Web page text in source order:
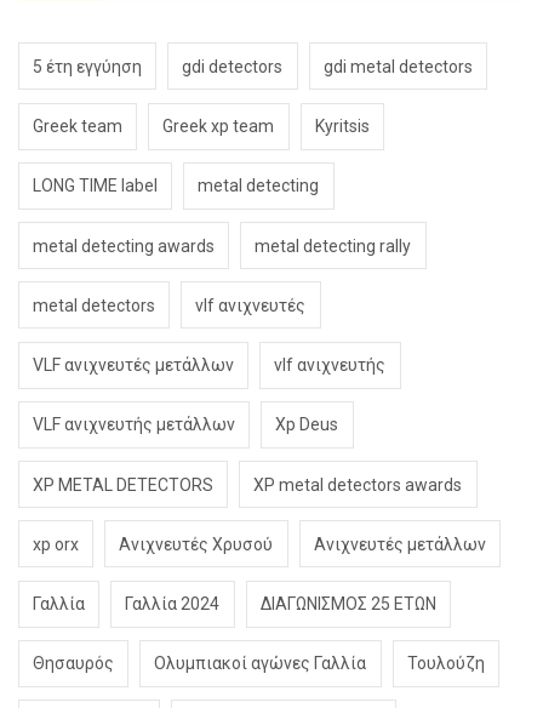
5 έτη εγγύηση gdi detectors gdi metal detectors
Greek team Greek xp team Kyritsis
LONG TIME label metal detecting
metal detecting awards metal detecting rally
metal detectors vlf ανιχνευτές
VLF ανιχνευτές μετάλλων vlf ανιχνευτής
VLF ανιχνευτής μετάλλων Xp Deus
XP METAL DETECTORS XP metal detectors awards
xp orx Ανιχνευτές Χρυσού Ανιχνευτές μετάλλων
Γαλλία Γαλλία 2024 ΔΙΑΓΩΝΙΣΜΟΣ 25 ΕΤΩΝ
Θησαυρός Ολυμπιακοί αγώνες Γαλλία Τουλούζη